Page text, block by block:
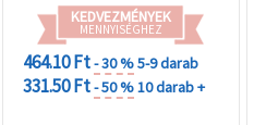
KEDVEZMÉNYEK
MENNYISÉGHEZ
464.10 Ft- 30 %5-9 darab
331.50 Ft- 50 %10 darab +